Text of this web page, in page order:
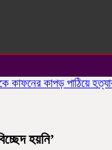
কাপড় পাঠিয়ে হত্যার হুমকি
হয়নি’